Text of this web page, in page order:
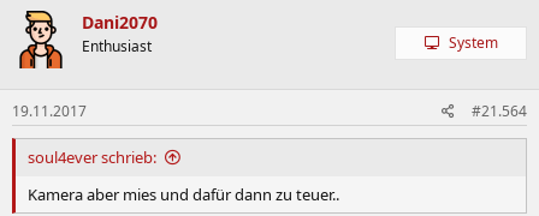
Dani2070
Enthusiast System
19.11.2017 #21.564
soul4ever schrieb:
Kamera aber mies und dafür dann zu teuer..